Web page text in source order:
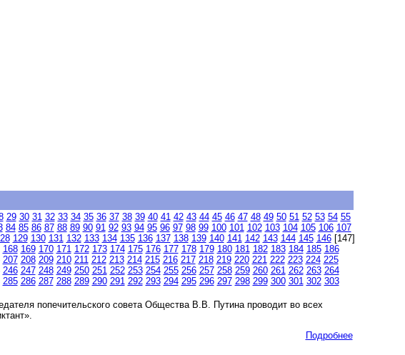
29 30 31 32 33 34 35 36 37 38 39 40 41 42 43 44 45 46 47 48 49 50 51 52 53 54 55
84 85 86 87 88 89 90 91 92 93 94 95 96 97 98 99 100 101 102 103 104 105 106 107
129 130 131 132 133 134 135 136 137 138 139 140 141 142 143 144 145 146[147]
168 169 170 171 172 173 174 175 176 177 178 179 180 181 182 183 184 185 186
207 208 209 210 211 212 213 214 215 216 217 218 219 220 221 222 223 224 225
246 247 248 249 250 251 252 253 254 255 256 257 258 259 260 261 262 263 264
285 286 287 288 289 290 291 292 293 294 295 296 297 298 299 300 301 302 303
попечительского совета Общества В.В. Путина проводит во всех
Подробнее